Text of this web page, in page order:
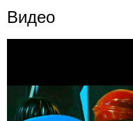
Видео